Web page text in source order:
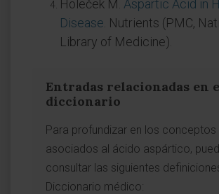
Holeček M. Aspartic Acid in
Disease . Nutrients (PMC,
Library of Medicine).
Entradas relacionadas en
diccionario
Para profundizar en los conceptos
asociados al ácido aspártico,
consultar las siguientes
Diccionario médico: